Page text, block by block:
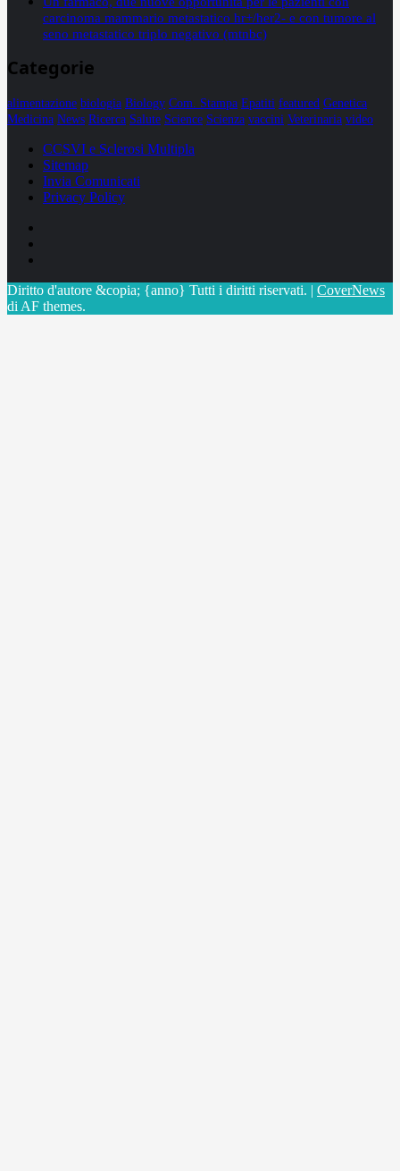
carcinoma mammario metastatico hr+/her2- e con tumore al
seno metastatico triplo negativo (mtnbc)
Categorie
alimentazione biologia Biology Com. Stampa Epatiti featured Genetica
Medicina News Ricerca Salute Science Scienza vaccini Veterinaria video
CCSVI e Sclerosi Multipla
Sitemap
Invia Comunicati
Privacy Policy
Diritto d'autore &copia; {anno} Tutti i diritti riservati. | CoverNews
di AF themes.